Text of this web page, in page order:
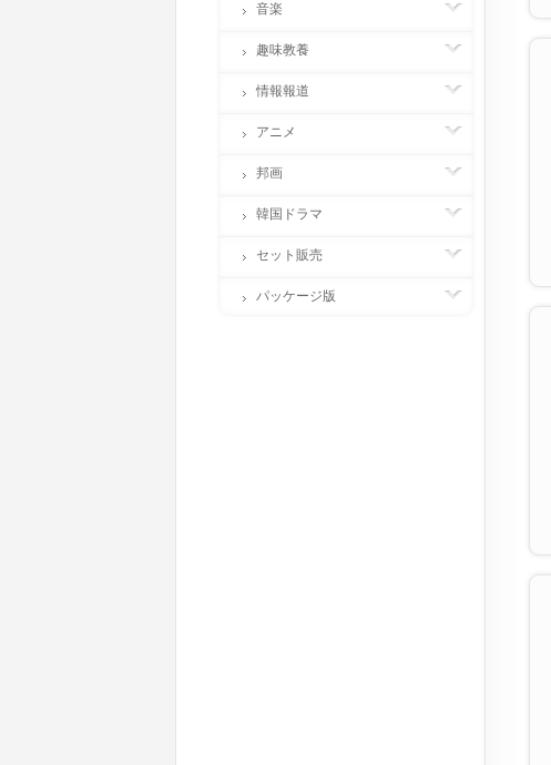
音楽
趣味教養
情報報道
アニメ
邦画
韓国ドラマ
セット販売
パッケージ版